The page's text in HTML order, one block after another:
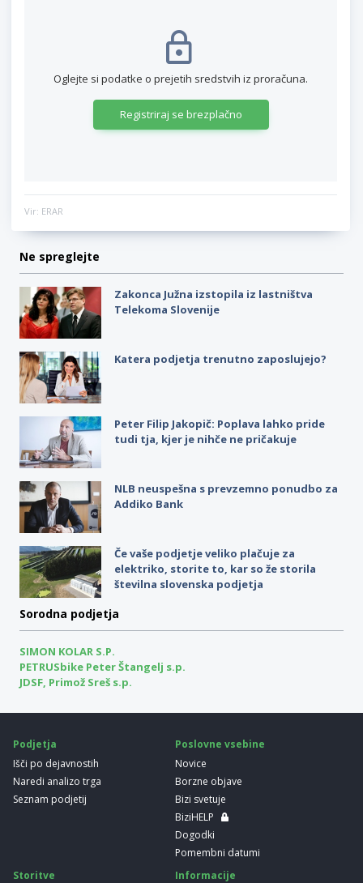
Oglejte si podatke o prejetih sredstvih iz proračuna.
Registriraj se brezplačno
Vir: ERAR
Ne spreglejte
Zakonca Južna izstopila iz lastništva
Telekoma Slovenije
Katera podjetja trenutno zaposlujejo?
Peter Filip Jakopič: Poplava lahko pride
tudi tja, kjer je nihče ne pričakuje
NLB neuspešna s prevzemno ponudbo za
Addiko Bank
Če vaše podjetje veliko plačuje za
elektriko, storite to, kar so že storila
številna slovenska podjetja
Sorodna podjetja
SIMON KOLAR S.P.
PETRUSbike Peter Štangelj s.p.
JDSF, Primož Sreš s.p.
Podjetja
Išči po dejavnostih
Naredi analizo trga
Seznam podjetij
Poslovne vsebine
Novice
Borzne objave
Bizi svetuje
BiziHELP
Dogodki
Pomembni datumi
Storitve
Informacije